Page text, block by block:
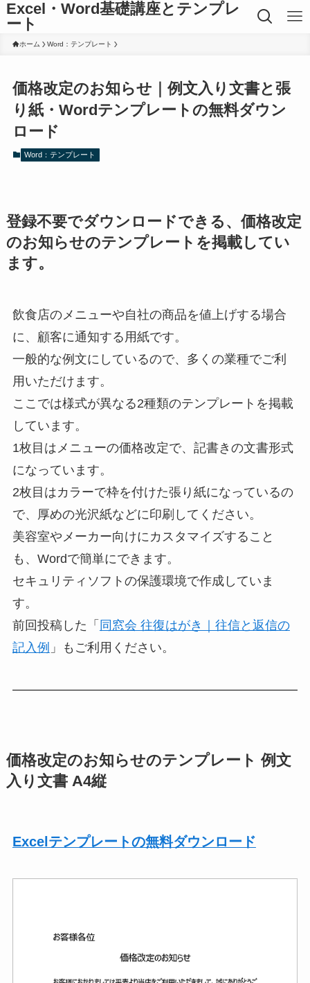
Excel・Word基礎講座とテンプレ
ート
ホーム Word：テンプレート
価格改定のお知らせ｜例文入り文書と張
り紙・Wordテンプレートの無料ダウン
ロード
Word：テンプレート
登録不要でダウンロードできる、価格改定
のお知らせのテンプレートを掲載してい
ます。
飲食店のメニューや自社の商品を値上げする場合
に、顧客に通知する用紙です。
一般的な例文にしているので、多くの業種でご利
用いただけます。
ここでは様式が異なる2種類のテンプレートを掲載
しています。
1枚目はメニューの価格改定で、記書きの文書形式
になっています。
2枚目はカラーで枠を付けた張り紙になっているの
で、厚めの光沢紙などに印刷してください。
美容室やメーカー向けにカスタマイズすること
も、Wordで簡単にできます。
セキュリティソフトの保護環境で作成していま
す。
前回投稿した「 同窓会 往復はがき｜往信と返信の
記入例 」もご利用ください。
価格改定のお知らせのテンプレート 例文
入り文書 A4縦
Excelテンプレートの無料ダウンロード